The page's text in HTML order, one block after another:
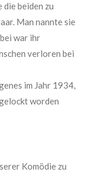
beiden zu
Man nannte sie
war ihr
verloren bei
im Jahr 1934,
worden
Komödie zu